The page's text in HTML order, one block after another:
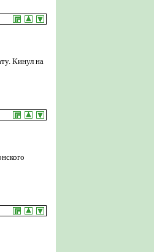
Кинул на